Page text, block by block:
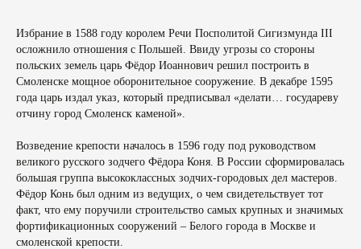
Избрание в 1588 году королем Речи Посполитой Сигизмунда III
осложнило отношения с Польшей. Ввиду угрозы со стороны
польских земель царь Фёдор Иоаннович решил построить в
Смоленске мощное оборонительное сооружение. В декабре 1595
года царь издал указ, который предписывал «делати… государеву
отчину город Смоленск каменой».
Возведение крепости началось в 1596 году под руководством
великого русского зодчего Фёдора Коня. В России сформировалась
большая группа высококлассных зодчих-городовых дел мастеров.
Фёдор Конь был одним из ведущих, о чем свидетельствует тот
факт, что ему поручили строительство самых крупных и значимых
фортификационных сооружений – Белого города в Москве и
смоленской крепости.
+7 4812 54-84-48
info@crurbanism.ru